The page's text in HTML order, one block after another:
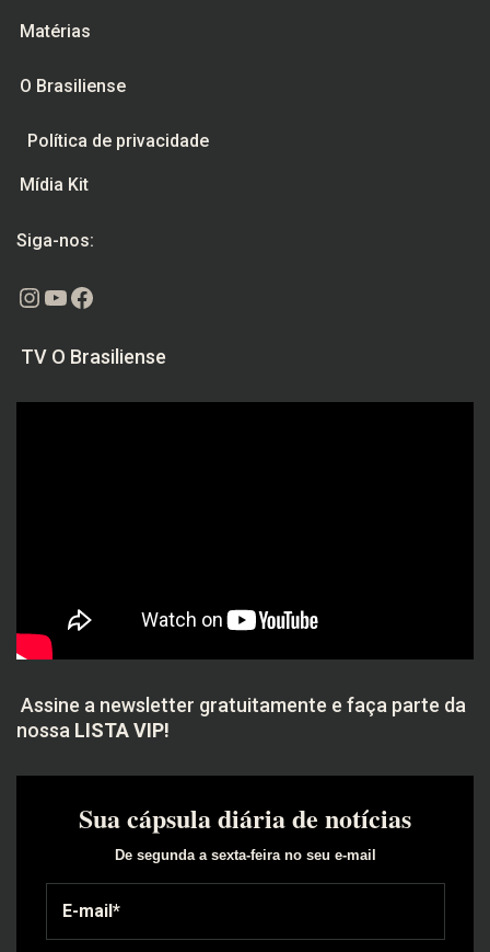
Matérias
O Brasiliense
Política de privacidade
Mídia Kit
Siga-nos:
Instagram
Youtube
Facebook
TV O Brasiliense
Assine a newsletter gratuitamente e faça parte da
nossa LISTA VIP!
Sua cápsula diária de notícias
De segunda a sexta-feira no seu e-mail